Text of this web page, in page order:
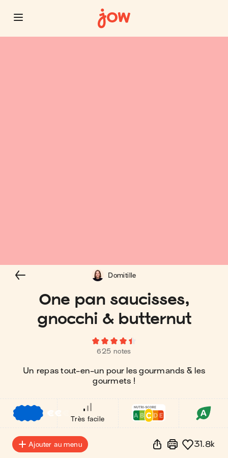
One pan saucisses,
gnocchi & butternut
625 notes
Un repas tout-en-un pour les gourmands & les
gourmets !
Domitille
€€
Très facile
Ajouter au menu 31.8k